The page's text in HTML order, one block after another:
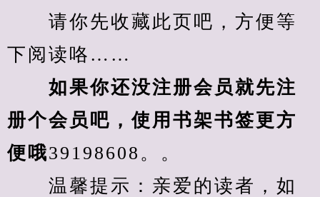
请你先收藏此页吧，方便等
下阅读咯……
如果你还没注册会员就先注
册个会员吧，使用书架书签更方
便哦39198608。。
温馨提示：亲爱的读者，如